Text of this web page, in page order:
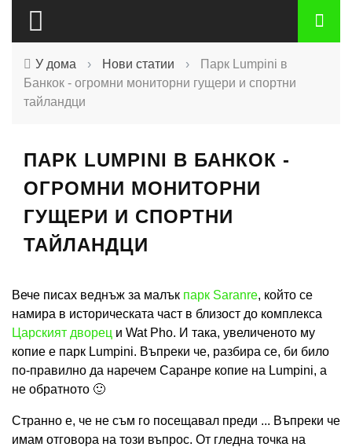
У дома › Нови статии ›
Парк Lumpini в
Банкок - огромни мониторни гущери и спортни
тайландци
ПАРК LUMPINI В БАНКОК -
ОГРОМНИ МОНИТОРНИ
ГУЩЕРИ И СПОРТНИ
ТАЙЛАНДЦИ
Вече писах веднъж за малък парк Saranre, който се
намира в историческата част в близост до комплекса
Царският дворец и Wat Pho. И така, увеличеното му
копие е парк Lumpini. Въпреки че, разбира се, би било
по-правилно да наречем Саранре копие на Lumpini, а
не обратното 🙂
Странно е, че не съм го посещавал преди ... Въпреки че
имам отговора на този въпрос. От гледна точка на